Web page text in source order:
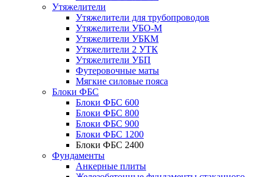
Утяжелители
Утяжелители для трубопроводов
Утяжелители УБО-М
Утяжелители УБКМ
Утяжелители 2 УТК
Утяжелители УБП
Футеровочные маты
Мягкие силовые пояса
Блоки ФБС
Блоки ФБС 600
Блоки ФБС 800
Блоки ФБС 900
Блоки ФБС 1200
Блоки ФБС 2400
Фундаменты
Анкерные плиты